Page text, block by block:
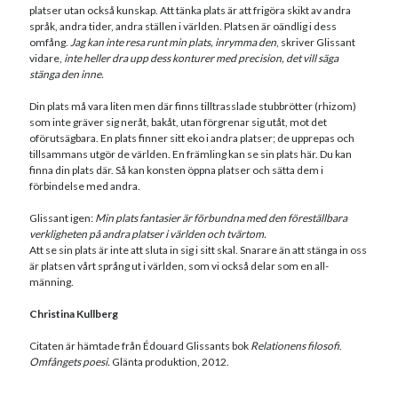
platser utan också kunskap. Att tänka plats är att frigöra skikt av andra
språk, andra tider, andra ställen i världen. Platsen är oändlig i dess
omfång. Jag kan inte resa runt min plats, inrymma den , skriver Glissant
vidare, inte heller dra upp dess konturer med precision, det vill säga
stänga den inne.
Din plats må vara liten men där finns tilltrasslade stubbrötter (rhizom)
som inte gräver sig neråt, bakåt, utan förgrenar sig utåt, mot det
oförutsägbara. En plats finner sitt eko i andra platser; de upprepas och
tillsammans utgör de världen. En främling kan se sin plats här. Du kan
finna din plats där. Så kan konsten öppna platser och sätta dem i
förbindelse med andra.
Glissant igen: Min plats fantasier är förbundna med den föreställbara
verkligheten på andra platser i världen och tvärtom.
Att se sin plats är inte att sluta in sig i sitt skal. Snarare än att stänga in oss
är platsen vårt språng ut i världen, som vi också delar som en all-
männing.
Christina Kullberg
Citaten är hämtade från Édouard Glissants bok Relationens filosofi.
Omfångets poesi. Glänta produktion, 2012.